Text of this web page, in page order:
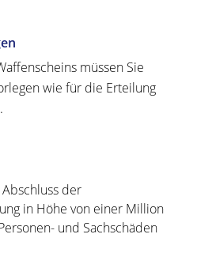
müssen Sie
wie für die Erteilung
.
der
in Höhe von einer Million
und Sachschäden